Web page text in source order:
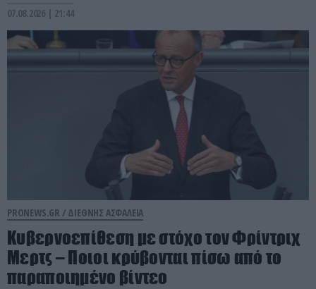
07.08.2026 | 21:44
PRONEWS.GR / ΔΙΕΘΝΗΣ ΑΣΦΑΛΕΙΑ
Κυβερνοεπίθεση με στόχο τον Φρίντριχ
Μερτς – Ποιοι κρύβονται πίσω από το
παραποιημένο βίντεο